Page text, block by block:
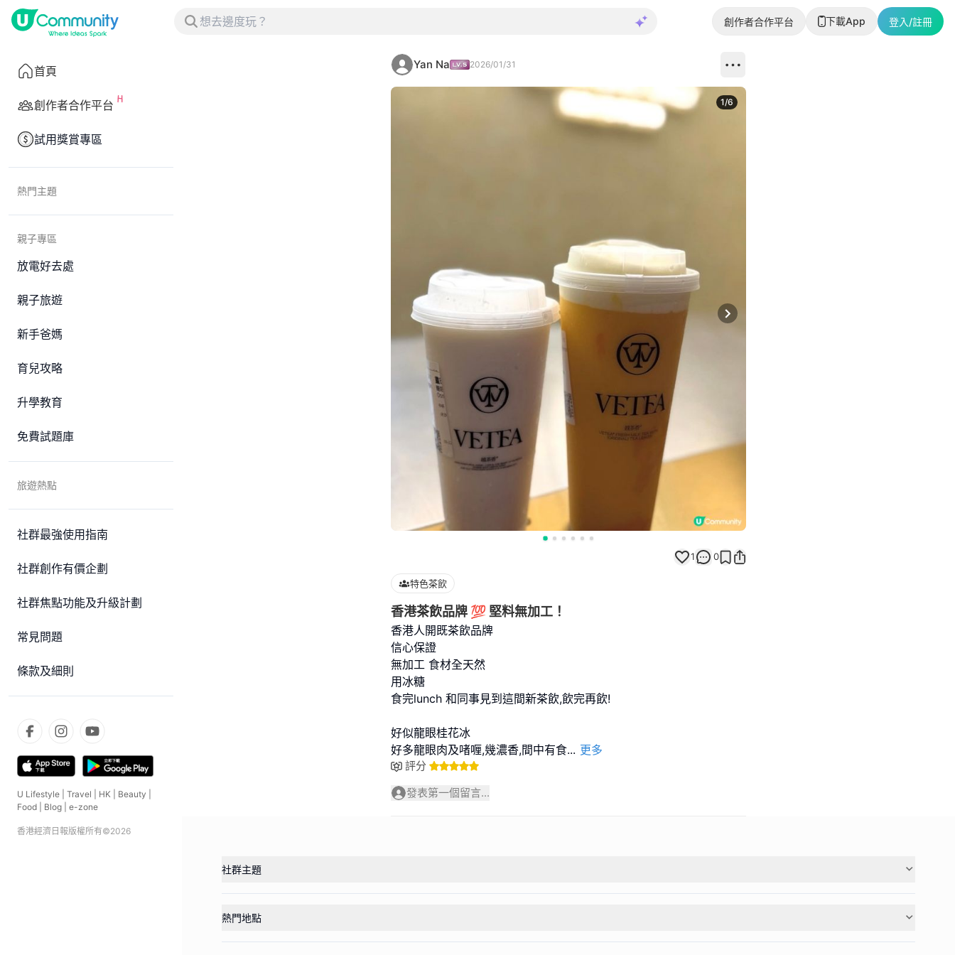
創作者合作平台 下載App 登入/註冊
首頁
創作者合作平台
試用獎賞專區
熱門主題
親子專區
放電好去處
親子旅遊
新手爸媽
育兒攻略
升學教育
免費試題庫
旅遊熱點
社群最強使用指南
社群創作有價企劃
社群焦點功能及升級計劃
常見問題
條款及細則
U Lifestyle Travel HK Beauty
Food
Blog e-zone
香港經濟日報版權所有©2026
Yan Na 2026/01/31
Next slide
1/6
1 0
特色茶飲
香港茶飲品牌 💯 堅料無加工！
香港人開既茶飲品牌
信心保證
無加工 食材全天然
用冰糖
食完lunch 和同事見到這間新茶飲,飲完再飲!
好似龍眼桂花冰
好多龍眼肉及啫喱,幾濃香,間中有食... 更多
評分
發表第一個留言...
社群主題
熱門地點